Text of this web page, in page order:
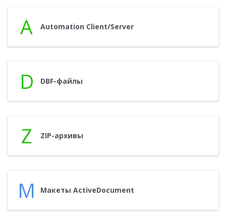
A Automation Client/Server
D DBF-фай­лы
Z ZIP-ар­хи­вы
М Ма­кеты ActiveDocument